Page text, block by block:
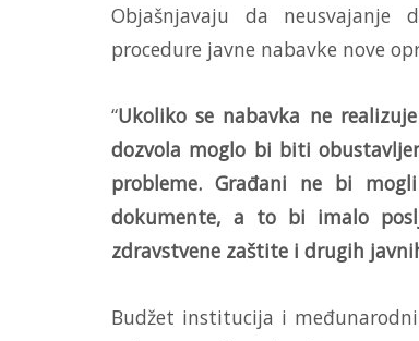
Objašnjavaju da neusvajanje
procedure javne nabavke nove
“Ukoliko se nabavka ne
dozvola moglo bi biti
probleme. Građani ne bi
dokumente, a to bi imalo
zdravstvene zaštite i drugih
Budžet institucija i